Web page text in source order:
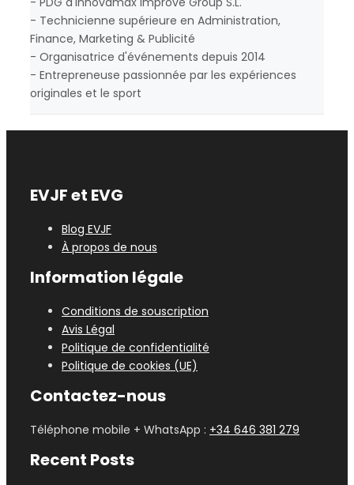
- Technicienne supérieure en Administration,
Finance, Marketing & Publicité
- Organisatrice d'événements depuis 2014
- Entrepreneuse passionnée par les expériences
originales et le sport
EVJF et EVG
Blog EVJF
À propos de nous
Information légale
Conditions de souscription
Avis Légal
Politique de confidentialité
Politique de cookies (UE)
Contactez-nous
Téléphone mobile + WhatsApp : +34 646 381 279
Recent Posts